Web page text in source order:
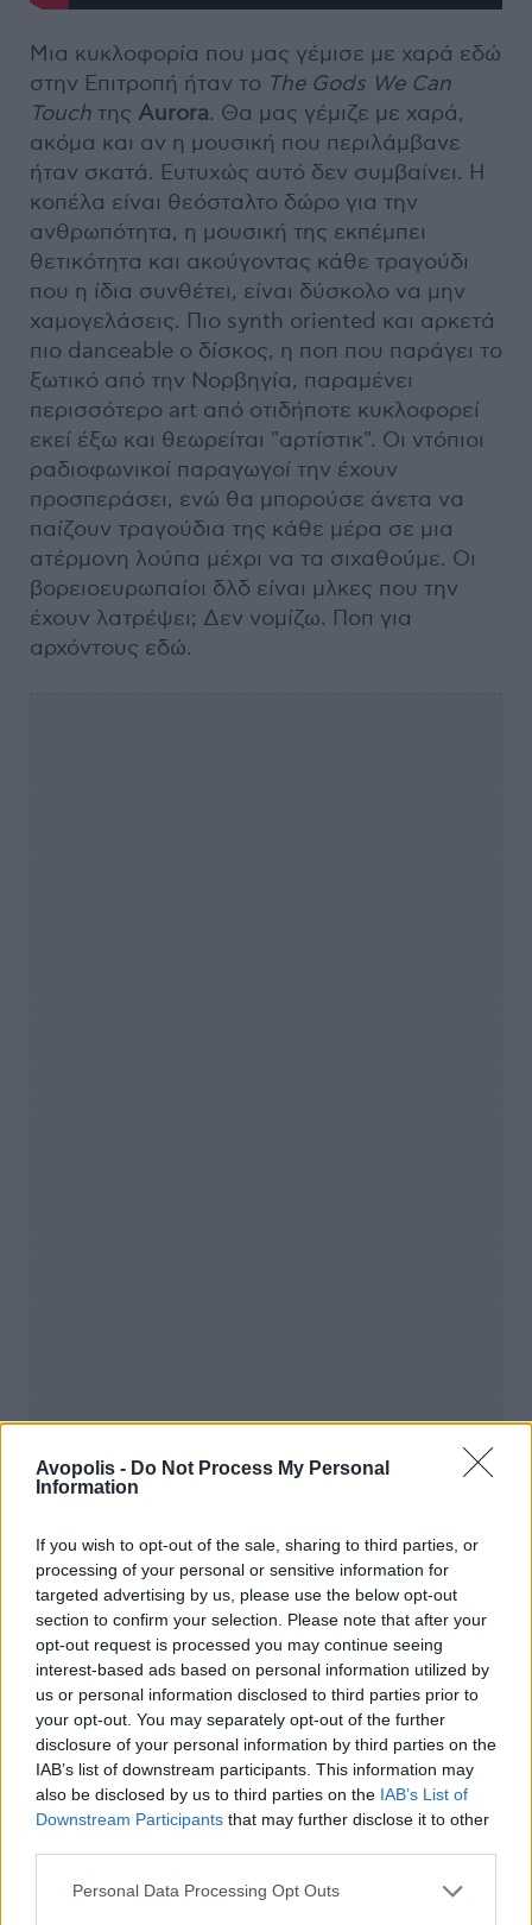
Avopolis - Do Not Process My Personal
Information
If you wish to opt-out of the sale, sharing to third parties, or
processing of your personal or sensitive information for
targeted advertising by us, please use the below opt-out
section to confirm your selection. Please note that after your
opt-out request is processed you may continue seeing
interest-based ads based on personal information utilized by
us or personal information disclosed to third parties prior to
your opt-out. You may separately opt-out of the further
disclosure of your personal information by third parties on the
IAB’s list of downstream participants. This information may
also be disclosed by us to third parties on the IAB’s List of
Downstream Participants that may further disclose it to other
Personal Data Processing Opt Outs
Μια κυκλοφορία που μας γέμισε με χαρά εδώ
στην Επιτροπή ήταν το The Gods We Can
Touch της Aurora. Θα μας γέμιζε με χαρά,
ακόμα και αν η μουσική που περιλάμβανε
ήταν σκατά. Ευτυχώς αυτό δεν συμβαίνει. Η
κοπέλα είναι θεόσταλτο δώρο για την
ανθρωπότητα, η μουσική της εκπέμπει
θετικότητα και ακούγοντας κάθε τραγούδι
που η ίδια συνθέτει, είναι δύσκολο να μην
χαμογελάσεις. Πιο synth oriented και αρκετά
πιο danceable ο δίσκος, η ποπ που παράγει το
ξωτικό από την Νορβηγία, παραμένει
περισσότερο art από οτιδήποτε κυκλοφορεί
εκεί έξω και θεωρείται "αρτίστικ". Οι ντόπιοι
ραδιοφωνικοί παραγωγοί την έχουν
προσπεράσει, ενώ θα μπορούσε άνετα να
παίζουν τραγούδια της κάθε μέρα σε μια
ατέρμονη λούπα μέχρι να τα σιχαθούμε. Οι
βορειοευρωπαίοι δλδ είναι μλκες που την
έχουν λατρέψει; Δεν νομίζω. Ποπ για
αρχόντους εδώ.